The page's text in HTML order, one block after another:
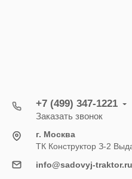
+7 (499) 347-1221
Заказать звонок
г. Москва
ТК Конструктор З-2
info@sadovyj-traktor.ru